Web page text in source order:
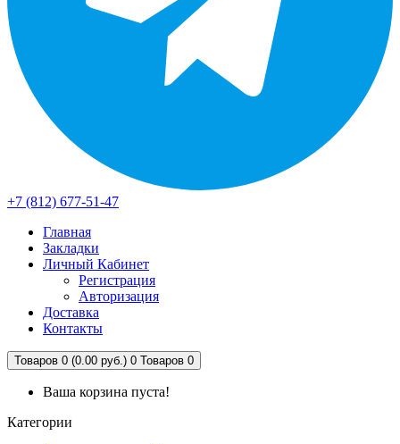
+7 (812) 677-51-47
Главная
Закладки
Личный Кабинет
Регистрация
Авторизация
Доставка
Контакты
Товаров 0 (0.00 руб.) 0 Товаров 0
Ваша корзина пуста!
Категории